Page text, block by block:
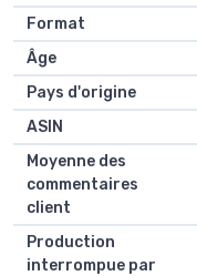
Format
Âge
Pays d'origine
ASIN
Moyenne des
commentaires
client
Production
interrompue par